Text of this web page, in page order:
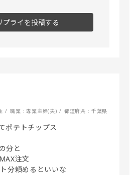
プライを投稿する
職業 : 専業主婦(夫) 都道府県 : 千葉県
ポテトチップス
分と
注文
分頼めるといいな